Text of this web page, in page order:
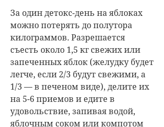
За один детокс-день на яблоках
можно потерять до полутора
килограммов. Разрешается
съесть около 1,5 кг свежих или
запеченных яблок (желудку будет
легче, если 2/3 будут свежими, а
1/3 — в печеном виде), делите их
на 5-6 приемов и едите в
удовольствие, запивая водой,
яблочным соком или компотом